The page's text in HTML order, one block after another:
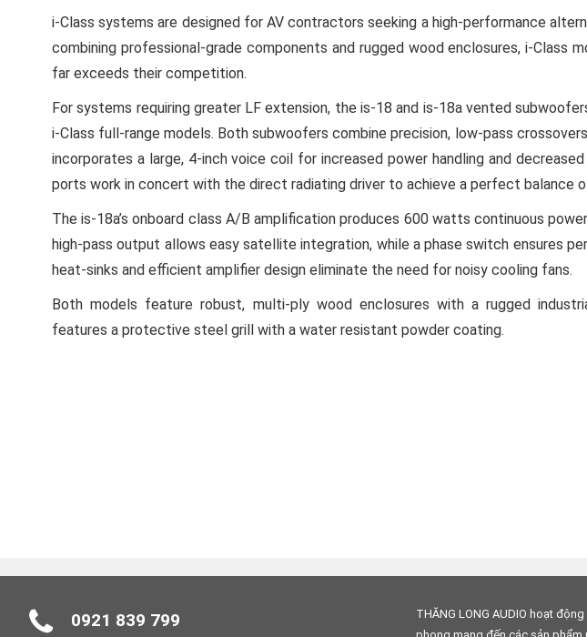
i-Class systems are designed for AV contractors seeking a high-performance
combining professional-grade components and rugged wood enclosures, i-Class
far exceeds their competition.
For systems requiring greater LF extension, the is-18 and is-18a vented
i-Class full-range models. Both subwoofers combine precision, low-pass
incorporates a large, 4-inch voice coil for increased power handling and
ports work in concert with the direct radiating driver to achieve a perfect balance
The is-18a’s onboard class A/B amplification produces 600 watts continuous
high-pass output allows easy satellite integration, while a phase switch ensures
heat-sinks and efficient amplifier design eliminate the need for noisy cooling fans.
Both models feature robust, multi-ply wood enclosures with a rugged
features a protective steel grill with a water resistant powder coating.
0921 839 799
THĂNG LONG AUDIO hoạt